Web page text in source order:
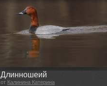
Длинношеий
от Калинина Катерина